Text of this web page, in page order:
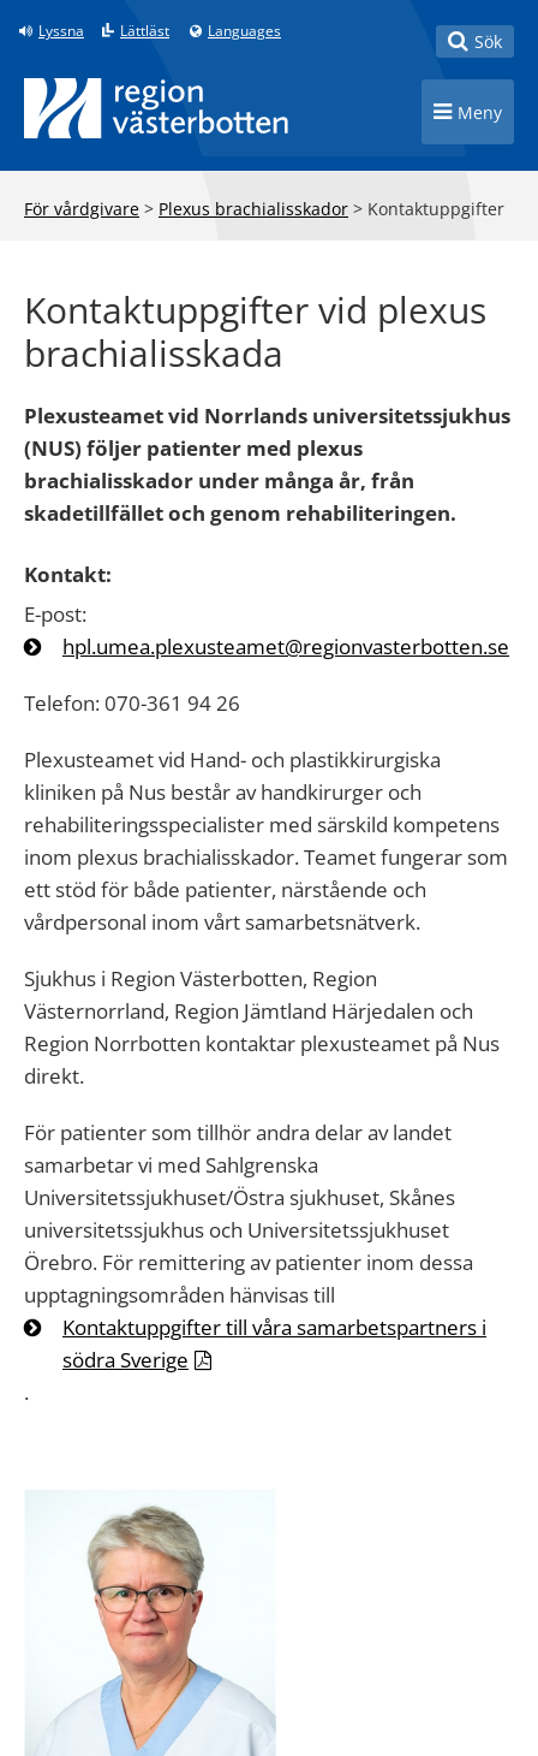
Till innehåll på sidan
Lyssna Lättläst Languages Toggle
Sök
Toggle
Meny
För vårdgivare > Plexus brachialisskador > Kontaktuppgifter
Kontaktuppgifter vid plexus
brachialisskada
Plexusteamet vid Norrlands universitetssjukhus
(NUS) följer patienter med plexus
brachialisskador under många år, från
skadetillfället och genom rehabiliteringen.
Kontakt:
E-post:
hpl.umea.plexusteamet@regionvasterbotten.se
Telefon: 070-361 94 26
Plexusteamet vid Hand- och plastikkirurgiska
kliniken på Nus består av handkirurger och
rehabiliteringsspecialister med särskild kompetens
inom plexus brachialisskador. Teamet fungerar som
ett stöd för både patienter, närstående och
vårdpersonal inom vårt samarbetsnätverk.
Sjukhus i Region Västerbotten, Region
Västernorrland, Region Jämtland Härjedalen och
Region Norrbotten kontaktar plexusteamet på Nus
direkt.
För patienter som tillhör andra delar av landet
samarbetar vi med Sahlgrenska
Universitetssjukhuset/Östra sjukhuset, Skånes
universitetssjukhus och Universitetssjukhuset
Örebro. För remittering av patienter inom dessa
upptagningsområden hänvisas till
Kontaktuppgifter till våra samarbetspartners i
södra Sverige
.